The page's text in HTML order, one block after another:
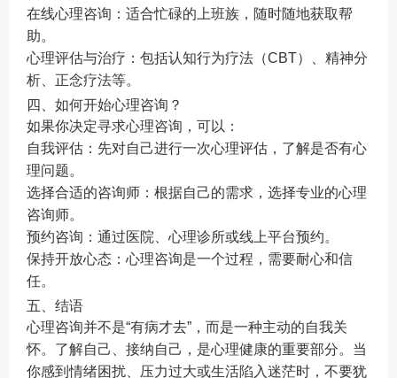
在线心理咨询：适合忙碌的上班族，随时随地获取帮
助。
心理评估与治疗：包括认知行为疗法（CBT）、精神分
析、正念疗法等。
四、如何开始心理咨询？
如果你决定寻求心理咨询，可以：
自我评估：先对自己进行一次心理评估，了解是否有心
理问题。
选择合适的咨询师：根据自己的需求，选择专业的心理
咨询师。
预约咨询：通过医院、心理诊所或线上平台预约。
保持开放心态：心理咨询是一个过程，需要耐心和信
任。
五、结语
心理咨询并不是“有病才去”，而是一种主动的自我关
怀。了解自己、接纳自己，是心理健康的重要部分。当
你感到情绪困扰、压力过大或生活陷入迷茫时，不要犹